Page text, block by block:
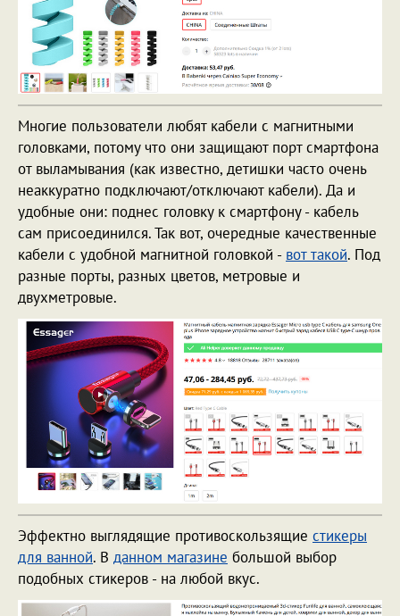
Многие пользователи любят кабели с магнитными
головками, потому что они защищают порт смартфона
от выламывания (как известно, детишки часто очень
неаккуратно подключают/отключают кабели). Да и
удобные они: поднес головку к смартфону - кабель
сам присоединился. Так вот, очередные качественные
кабели с удобной магнитной головкой - вот такой. Под
разные порты, разных цветов, метровые и
двухметровые.
Эффектно выглядящие противоскользящие стикеры
для ванной. В данном магазине большой выбор
подобных стикеров - на любой вкус.